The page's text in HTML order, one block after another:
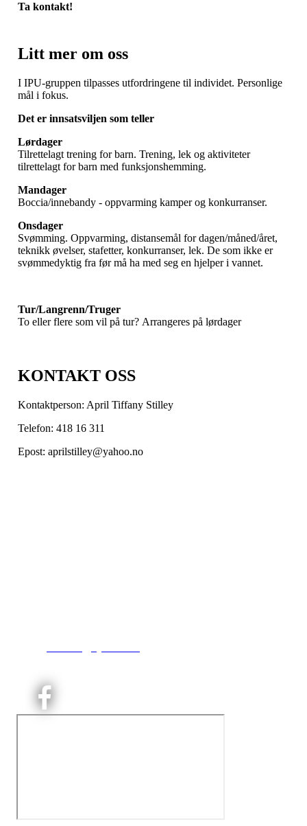
Ta kontakt!
Litt mer om oss
I IPU-gruppen tilpasses utfordringene til individet. Personlige
mål i fokus.
Det er innsatsviljen som teller
Lørdager
Tilrettelagt trening for barn. Trening, lek og aktiviteter
tilrettelagt for barn med funksjonshemming.
Mandager
Boccia/innebandy - oppvarming kamper og konkurranser.
Onsdager
Svømming. Oppvarming, distansemål for dagen/måned/året,
teknikk øvelser, stafetter, konkurranser, lek. De som ikke er
svømmedyktig fra før må ha med seg en hjelper i vannet.
Tur/Langrenn/Truger
To eller flere som vil på tur? Arrangeres på lørdager
KONTAKT OSS
Kontaktperson: April Tiffany Stilley
Telefon: 418 16 311
Epost: aprilstilley@yahoo.no